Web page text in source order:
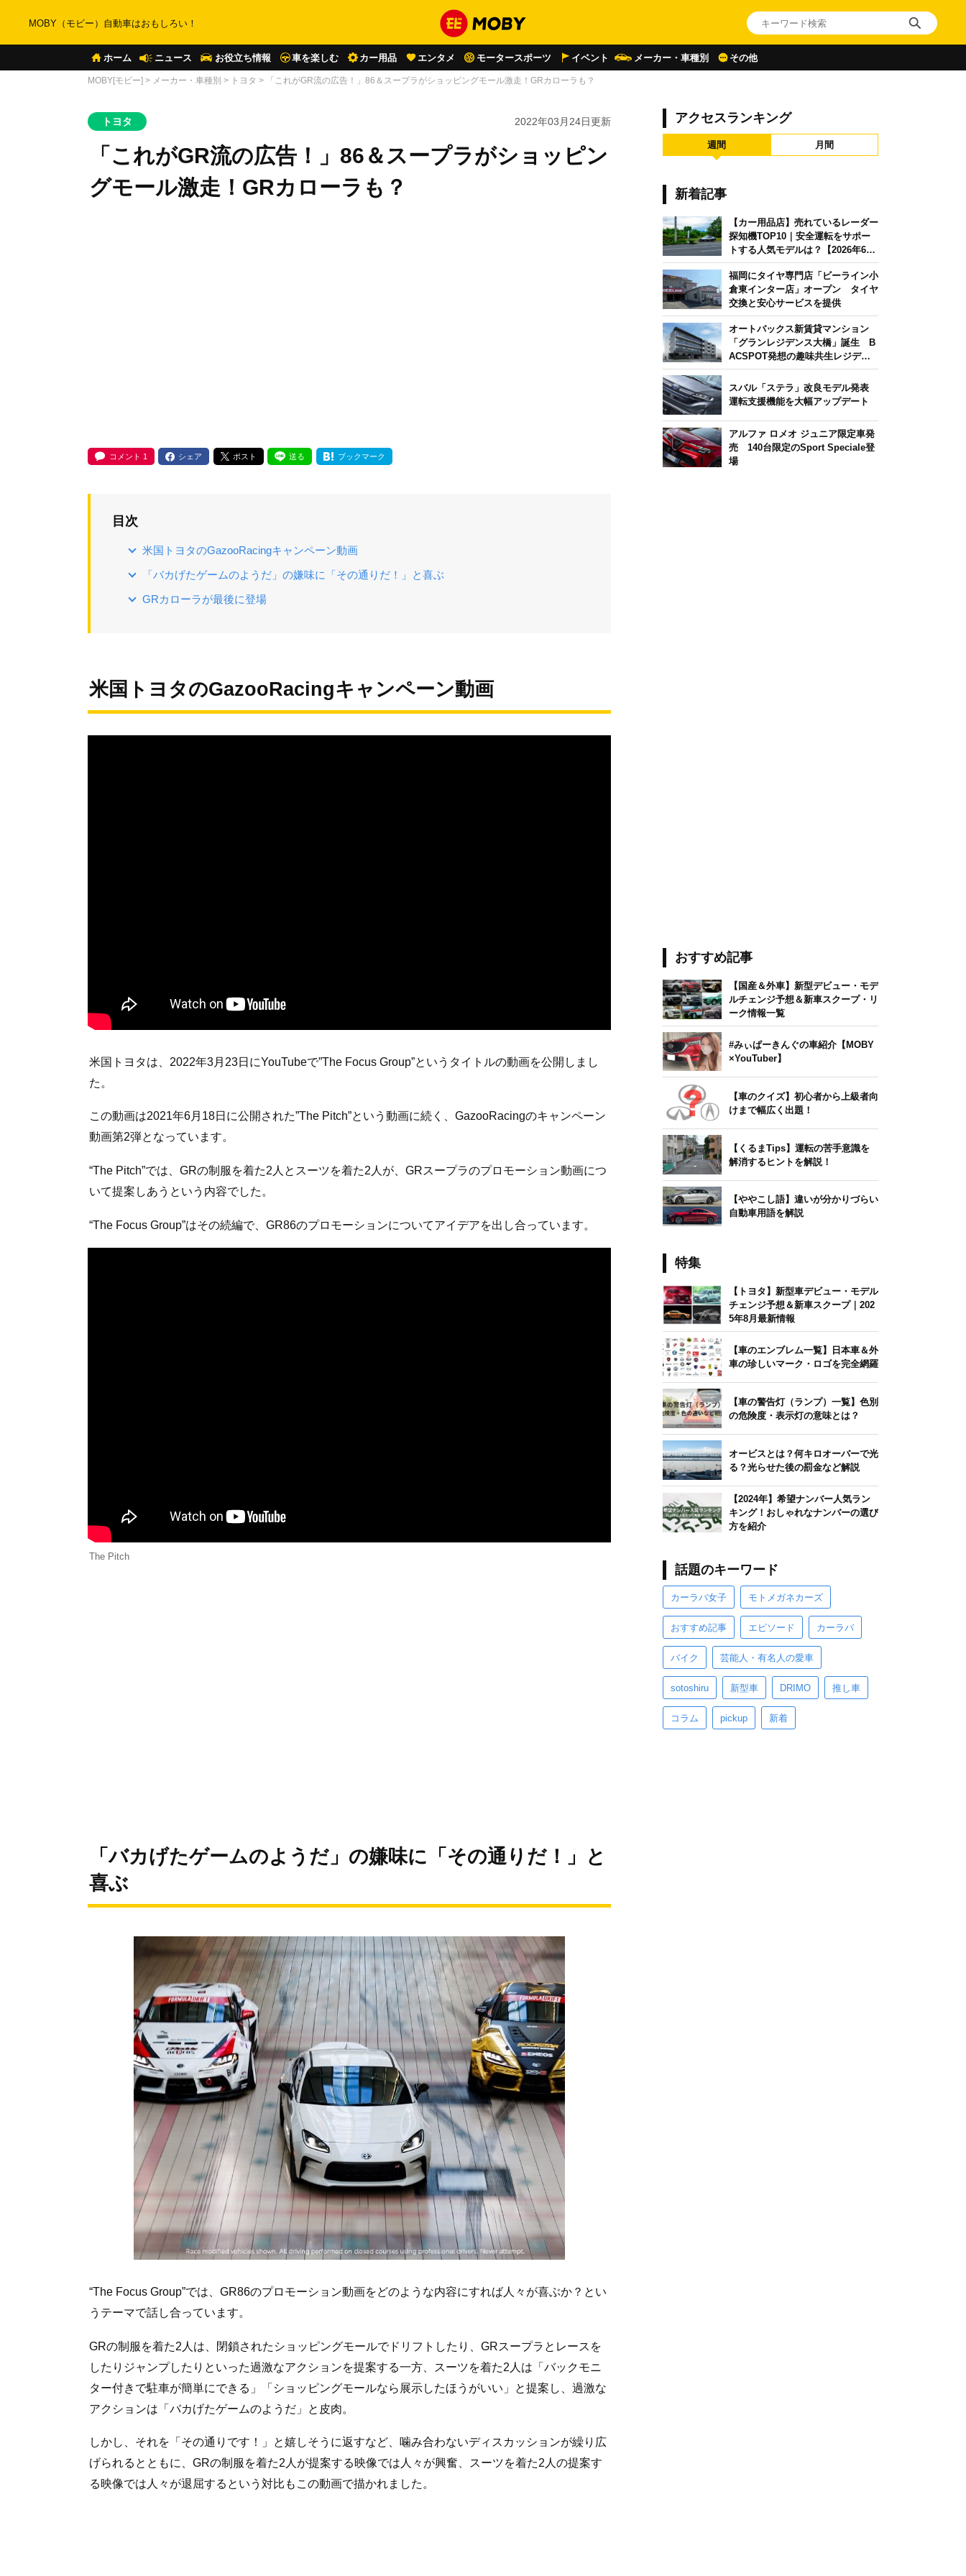
MOBY（モビー）自動車はおもしろい！
ホーム ニュース お役立ち情報 車を楽しむ カー用品 エンタメ モータースポーツ イベント メーカー・車種別 その他
MOBY[モビー] > メーカー・車種別 > トヨタ > 「これがGR流の広告！」86＆スープラがショッピングモール激走！GRカローラも？
トヨタ 2022年03月24日更新
「これがGR流の広告！」86＆スープラがショッピン
グモール激走！GRカローラも？
コメント 1 シェア ポスト 送る ブックマーク
目次
米国トヨタのGazooRacingキャンペーン動画
「バカげたゲームのようだ」の嫌味に「その通りだ！」と喜ぶ
GRカローラが最後に登場
米国トヨタのGazooRacingキャンペーン動画
米国トヨタは、2022年3月23日にYouTubeで”The Focus Group”というタイトルの動画を公開しまし
た。
この動画は2021年6月18日に公開された”The Pitch”という動画に続く、GazooRacingのキャンペーン
動画第2弾となっています。
“The Pitch”では、GRの制服を着た2人とスーツを着た2人が、GRスープラのプロモーション動画につ
いて提案しあうという内容でした。
“The Focus Group”はその続編で、GR86のプロモーションについてアイデアを出し合っています。
The Pitch
「バカげたゲームのようだ」の嫌味に「その通りだ！」と
喜ぶ
“The Focus Group”では、GR86のプロモーション動画をどのような内容にすれば人々が喜ぶか？とい
うテーマで話し合っています。
GRの制服を着た2人は、閉鎖されたショッピングモールでドリフトしたり、GRスープラとレースを
したりジャンプしたりといった過激なアクションを提案する一方、スーツを着た2人は「バックモニ
ター付きで駐車が簡単にできる」「ショッピングモールなら展示したほうがいい」と提案し、過激な
アクションは「バカげたゲームのようだ」と皮肉。
しかし、それを「その通りです！」と嬉しそうに返すなど、噛み合わないディスカッションが繰り広
げられるとともに、GRの制服を着た2人が提案する映像では人々が興奮、スーツを着た2人の提案す
る映像では人々が退屈するという対比もこの動画で描かれました。
アクセスランキング
週間 月間
新着記事
【カー用品店】売れているレーダー
探知機TOP10｜安全運転をサポー
トする人気モデルは？【2026年6月
版】
福岡にタイヤ専門店「ビーライン小
倉東インター店」オープン タイヤ
交換と安心サービスを提供
オートバックス新賃貸マンション
「グランレジデンス大橋」誕生 B
ACSPOT発想の趣味共生レジデン
ス
スバル「ステラ」改良モデル発表
運転支援機能を大幅アップデート
アルファ ロメオ ジュニア限定車発
売 140台限定のSport Speciale登
場
おすすめ記事
【国産＆外車】新型デビュー・モデ
ルチェンジ予想＆新車スクープ・リ
ーク情報一覧
#みぃぱーきんぐの車紹介【MOBY
×YouTuber】
【車のクイズ】初心者から上級者向
けまで幅広く出題！
【くるまTips】運転の苦手意識を
解消するヒントを解説！
【ややこし語】違いが分かりづらい
自動車用語を解説
特集
【トヨタ】新型車デビュー・モデル
チェンジ予想＆新車スクープ｜202
5年8月最新情報
【車のエンブレム一覧】日本車＆外
車の珍しいマーク・ロゴを完全網羅
【車の警告灯（ランプ）一覧】色別
の危険度・表示灯の意味とは？
オービスとは？何キロオーバーで光
る？光らせた後の罰金など解説
【2024年】希望ナンバー人気ラン
キング！おしゃれなナンバーの選び
方を紹介
話題のキーワード
カーラバ女子 モトメガネカーズ
おすすめ記事 エピソード カーラバ
バイク 芸能人・有名人の愛車
sotoshiru 新型車 DRIMO 推し車
コラム pickup 新着